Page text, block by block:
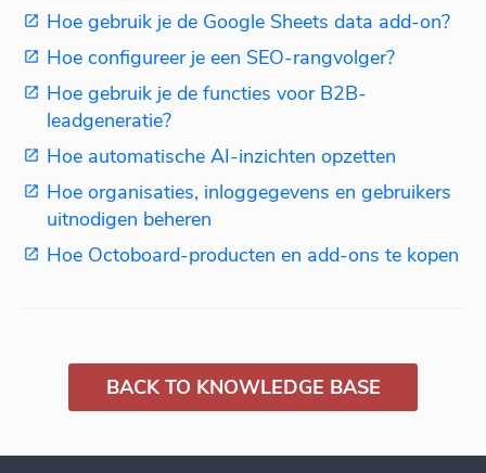
Hoe gebruik je de Google Sheets data add-on?
Hoe configureer je een SEO-rangvolger?
Hoe gebruik je de functies voor B2B-
leadgeneratie?
Hoe automatische AI-inzichten opzetten
Hoe organisaties, inloggegevens en gebruikers
uitnodigen beheren
Hoe Octoboard-producten en add-ons te kopen
BACK TO KNOWLEDGE BASE